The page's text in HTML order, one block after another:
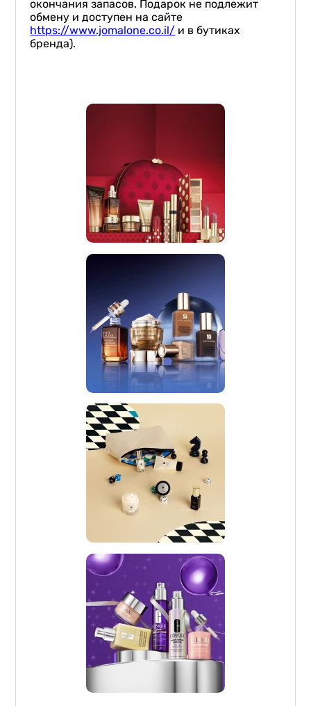
окончания запасов. Подарок не подлежит
обмену и доступен на сайте
https://www.jomalone.co.il/ и в бутиках
бренда).